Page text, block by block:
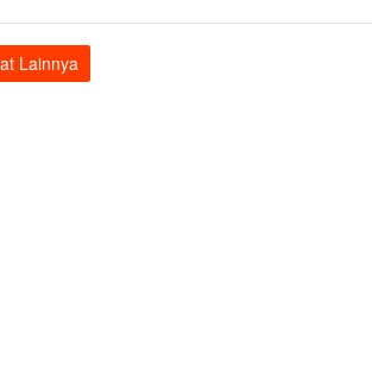
Lainnya